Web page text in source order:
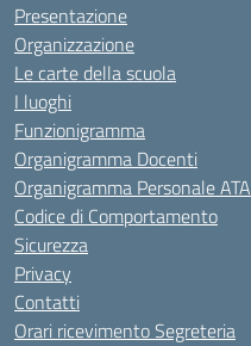
Presentazione
Organizzazione
Le carte della scuola
I luoghi
Funzionigramma
Organigramma Docenti
Organigramma Personale ATA
Codice di Comportamento
Sicurezza
Privacy
Contatti
Orari ricevimento Segreteria